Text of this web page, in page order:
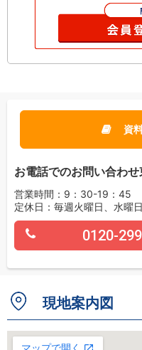
資
お電話でのお問い合わ
営業時間：9：30-19：45
定休日：毎週火曜日、水曜日
0120-
現地案内図